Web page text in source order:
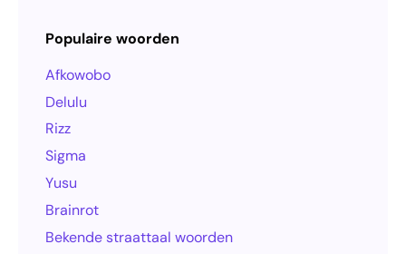
Populaire woorden
Afkowobo
Delulu
Rizz
Sigma
Yusu
Brainrot
Bekende straattaal woorden